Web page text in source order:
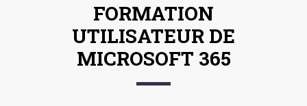
FORMATION
UTILISATEUR DE
MICROSOFT 365